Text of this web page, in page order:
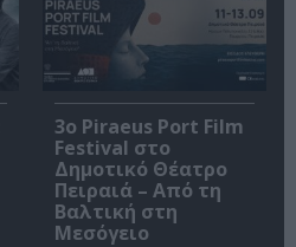
3o Piraeus Port Film
Festival στο
Δημοτικό Θέατρο
Πειραιά – Από τη
Βαλτική στη
Μεσόγειο